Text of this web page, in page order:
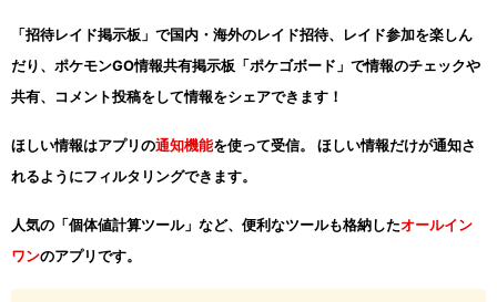
「招待レイド掲示板」で国内・海外のレイド招待、レイド参加を楽しん
だり、ポケモンGO情報共有掲示板「ポケゴボード」で情報のチェックや
共有、コメント投稿をして情報をシェアできます！
ほしい情報はアプリの通知機能を使って受信。 ほしい情報だけが通知さ
れるようにフィルタリングできます。
人気の「個体値計算ツール」など、便利なツールも格納したオールイン
ワンのアプリです。